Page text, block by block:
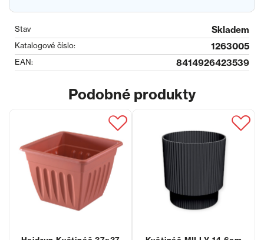
Stav Skladem
Katalogové číslo: 1263005
EAN: 8414926423539
Podobné produkty